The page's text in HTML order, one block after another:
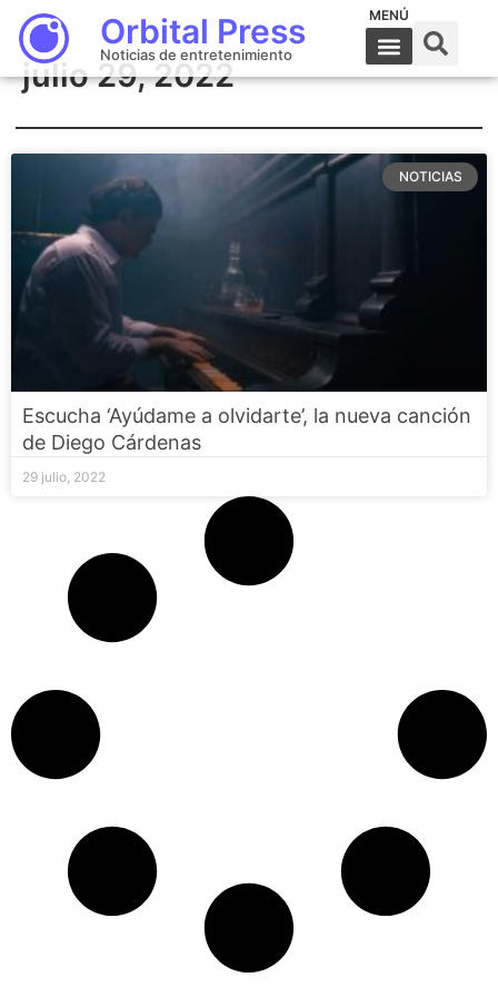
Orbital Press
Noticias de entretenimiento
MENÚ
julio 29, 2022
NOTICIAS
Escucha ‘Ayúdame a olvidarte’, la nueva canción
de Diego Cárdenas
29 julio, 2022